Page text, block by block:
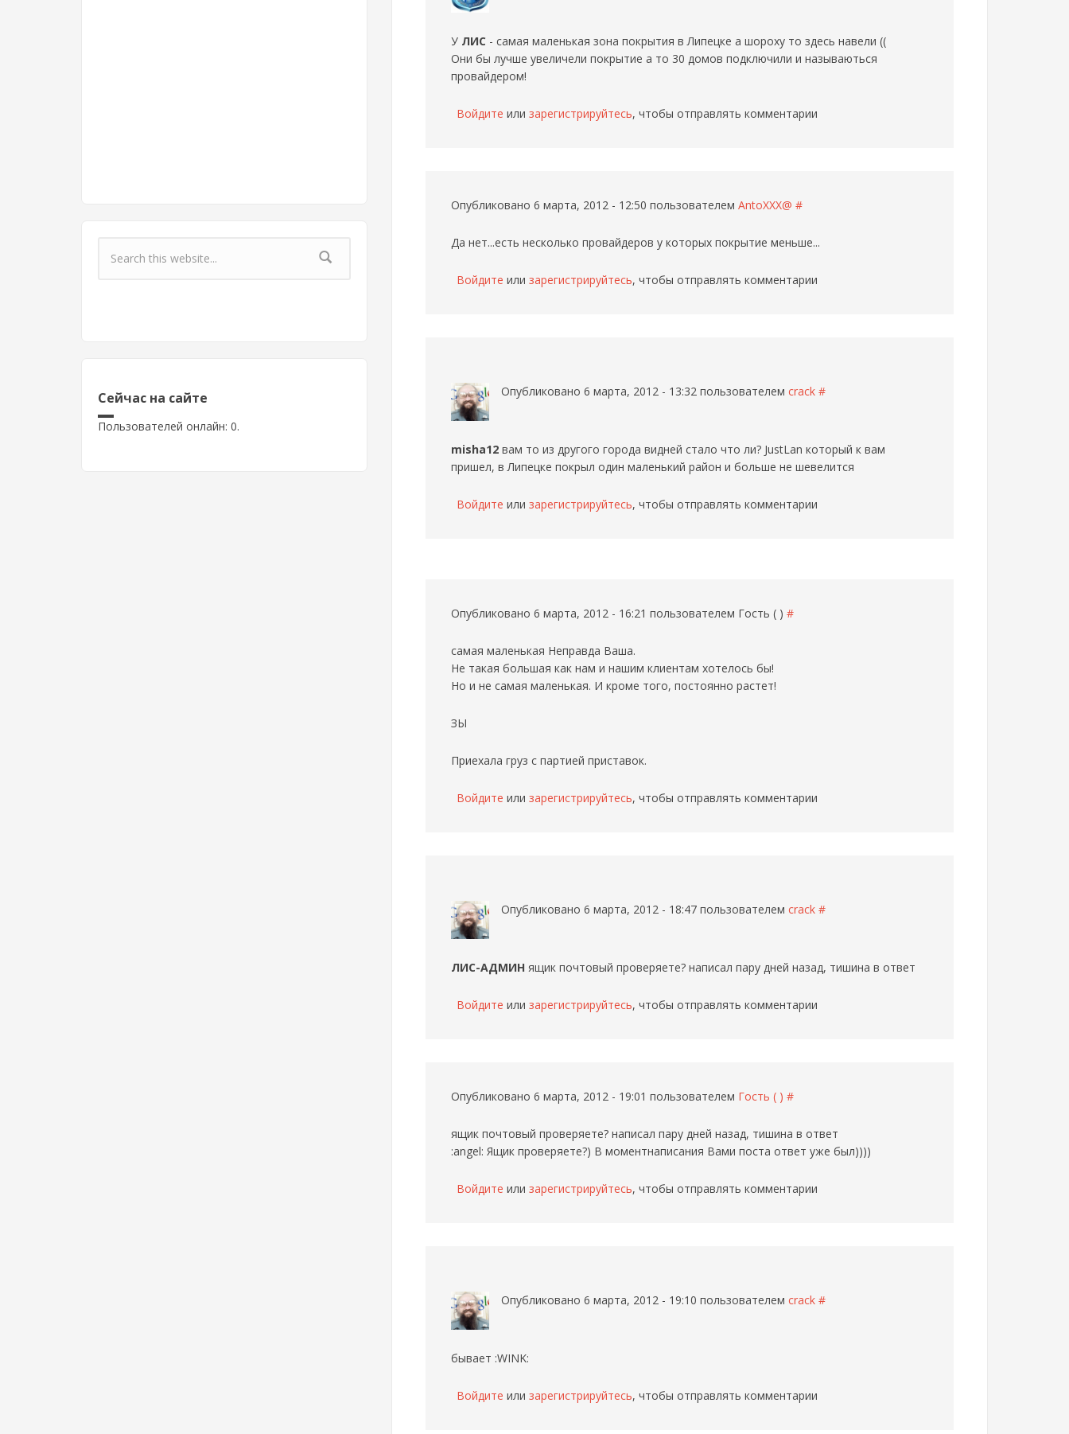
Форма поиска
Сейчас на сайте
Пользователей онлайн: 0.
У ЛИС - самая маленькая зона покрытия в Липецке а шороху то здесь навели ((
Они бы лучше увеличели покрытие а то 30 домов подключили и называються
провайдером!
Войдите или зарегистрируйтесь, чтобы отправлять комментарии
Опубликовано 6 марта, 2012 - 12:50 пользователем AntoXXX@ #
Да нет...есть несколько провайдеров у которых покрытие меньше...
Войдите или зарегистрируйтесь, чтобы отправлять комментарии
Опубликовано 6 марта, 2012 - 13:32 пользователем crack #
misha12 вам то из другого города видней стало что ли? JustLan который к вам
пришел, в Липецке покрыл один маленький район и больше не шевелится
Войдите или зарегистрируйтесь, чтобы отправлять комментарии
Опубликовано 6 марта, 2012 - 16:21 пользователем Гость ( ) #
самая маленькая Неправда Ваша.
Не такая большая как нам и нашим клиентам хотелось бы!
Но и не самая маленькая. И кроме того, постоянно растет!
ЗЫ
Приехала груз с партией приставок.
Войдите или зарегистрируйтесь, чтобы отправлять комментарии
Опубликовано 6 марта, 2012 - 18:47 пользователем crack #
ЛИС-АДМИН ящик почтовый проверяете? написал пару дней назад, тишина в ответ
Войдите или зарегистрируйтесь, чтобы отправлять комментарии
Опубликовано 6 марта, 2012 - 19:01 пользователем Гость ( ) #
ящик почтовый проверяете? написал пару дней назад, тишина в ответ
:angel: Ящик проверяете?) В моментнаписания Вами поста ответ уже был))))
Войдите или зарегистрируйтесь, чтобы отправлять комментарии
Опубликовано 6 марта, 2012 - 19:10 пользователем crack #
бывает :WINK:
Войдите или зарегистрируйтесь, чтобы отправлять комментарии